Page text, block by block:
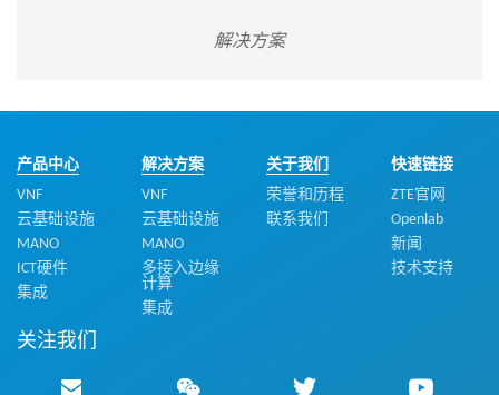
解决方案
产品中心
VNF
云基础设施
MANO
ICT硬件
集成
解决方案
VNF
云基础设施
MANO
多接入边缘
计算
集成
关于我们
荣誉和历程
联系我们
快速链接
ZTE官网
Openlab
新闻
技术支持
关注我们